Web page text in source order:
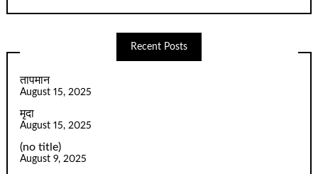
Recent Posts
तापमान
August 15, 2025
मृदा
August 15, 2025
(no title)
August 9, 2025